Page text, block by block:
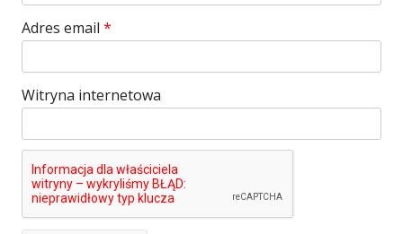
Adres email *
Witryna internetowa